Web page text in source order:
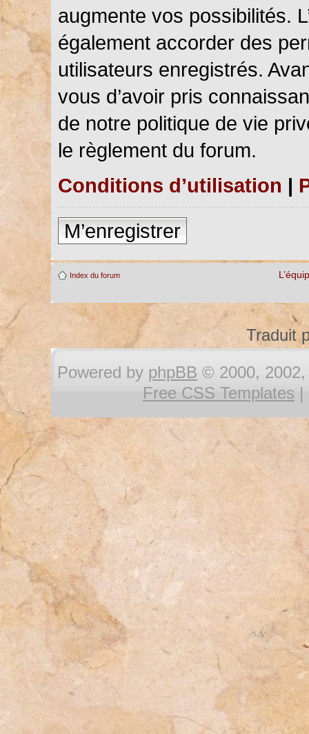
augmente vos possibilités.
également accorder des
utilisateurs enregistrés.
vous d’avoir pris
de notre politique de vie
le règlement du forum.
Conditions d’utilisation |
M’enregistrer
Index du forum
Traduit
Powered by phpBB © 2000, 2002,
Free CSS Templates |